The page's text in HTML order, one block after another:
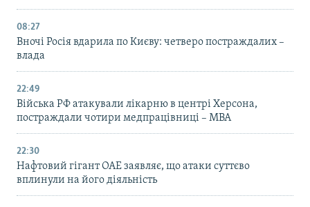
08:27
Вночі Росія вдарила по Києву: четверо постраждалих –
влада
22:49
Війська РФ атакували лікарню в центрі Херсона,
постраждали чотири медпрацівниці – МВА
22:30
Нафтовий гігант ОАЕ заявляє, що атаки суттєво
вплинули на його діяльність